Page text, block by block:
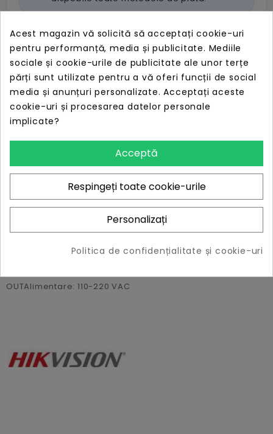
Plata cu cardul sau numerar.
Livrare rapidă în toată România.
14 zile timp de retur.
DISTRIBUIE ACEST PRODUS
Model / producator: HIKVISIONInregistrare:
8MP/5MP/3MP/1080P/720P/WD1Nr Canale: 32-ch @
(3840 Ã 2160); VGA: 1920 Ã 1080Stocare: 4 x HDD max
OUTAlimentare: 110-220 VAC
Acest magazin vă solicită să acceptați cookie-uri
pentru performanță, media și publicitate. Mediile
sociale și cookie-urile de publicitate ale unor terțe
părți sunt utilizate pentru a vă oferi funcții de social
media și anunțuri personalizate. Acceptați aceste
cookie-uri și procesarea datelor personale
implicate?
Acceptă
Respingeți toate cookie-urile
Personalizați
Politica de confidențialitate și cookie-uri